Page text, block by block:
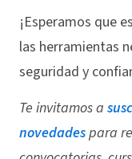
¡Esperamos que
las herramientas
seguridad y
Te invitamos a
novedadespara